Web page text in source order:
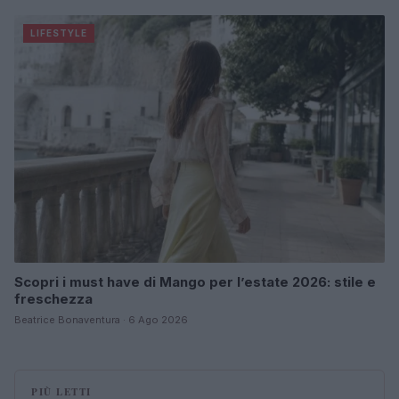
LIFESTYLE
Scopri i must have di Mango per l’estate 2026: stile e
freschezza
Beatrice Bonaventura · 6 Ago 2026
PIÙ LETTI